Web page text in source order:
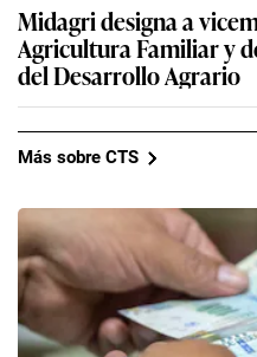
Midagri designa a
Agricultura Familiar y
del Desarrollo Agrario
Más sobre CTS